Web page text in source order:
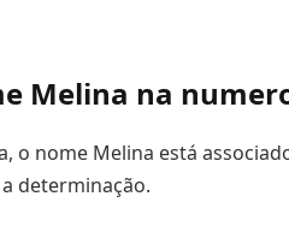
Melina na
o nome Melina está
determinação.